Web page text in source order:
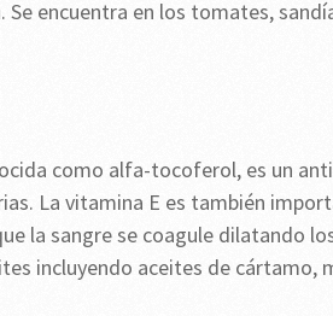
encuentra en los tomates,
como alfa-tocoferol, es un
La vitamina E es también
la sangre se coagule dilatando
incluyendo aceites de cártamo,